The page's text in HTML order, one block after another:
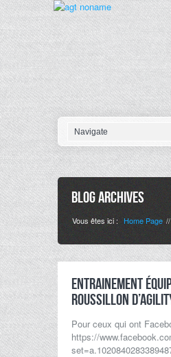
Blog Archives
Vous êtes ici : Home Page //
Entrainement
Roussillon
Pour ceux qui ont
https://